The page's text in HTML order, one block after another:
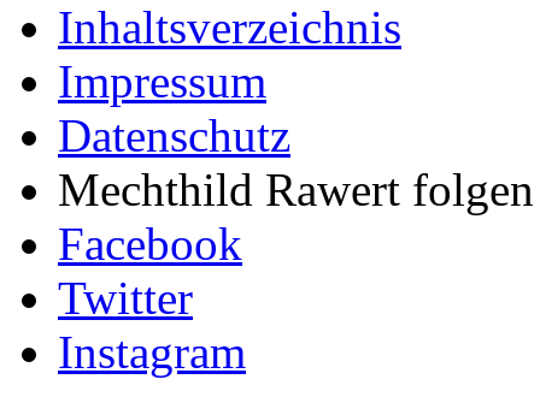
Inhaltsverzeichnis
Impressum
Datenschutz
Mechthild Rawert
Facebook
Twitter
Instagram